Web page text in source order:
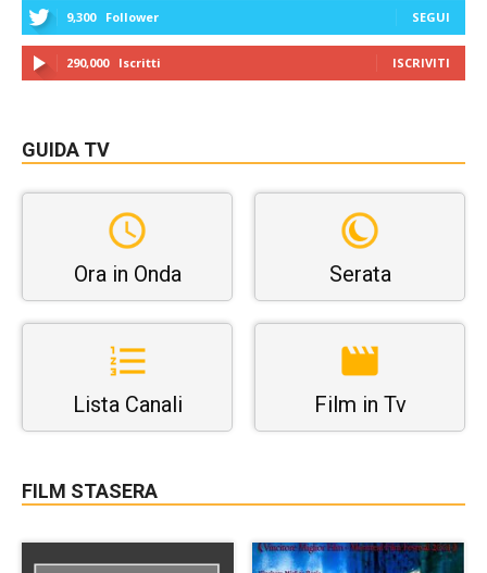
9,300 Follower SEGUI
290,000 Iscritti ISCRIVITI
GUIDA TV
Ora in Onda Serata
Lista Canali Film in Tv
FILM STASERA